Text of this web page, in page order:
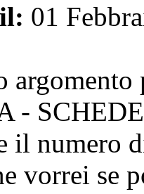
01
argomento
-
il numero
vorrei se